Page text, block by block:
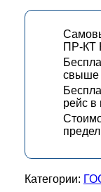
ПР-КТ
свыше
рейс в
Категории: